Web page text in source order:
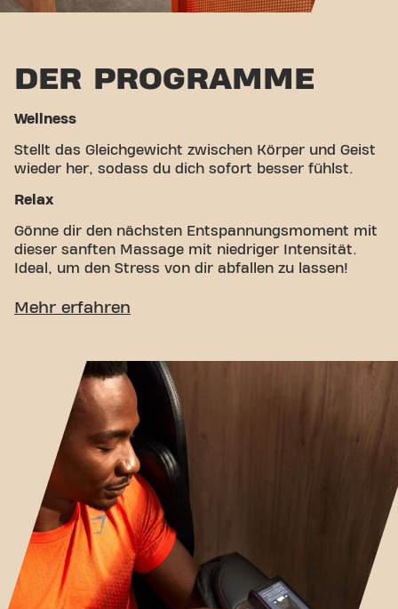
DER PROGRAMME
Wellness
Stellt das Gleichgewicht zwischen Körper und Geist
wieder her, sodass du dich sofort besser fühlst.
Relax
Gönne dir den nächsten Entspannungsmoment mit
dieser sanften Massage mit niedriger Intensität.
Ideal, um den Stress von dir abfallen zu lassen!